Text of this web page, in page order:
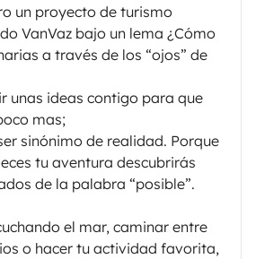
un proyecto de turismo
VanVaz bajo un lema ¿Cómo
a través de los “ojos” de
unas ideas contigo para que
mas;
sinónimo de realidad. Porque
tu aventura descubrirás
de la palabra “posible”.
el mar, caminar entre
o hacer tu actividad favorita,